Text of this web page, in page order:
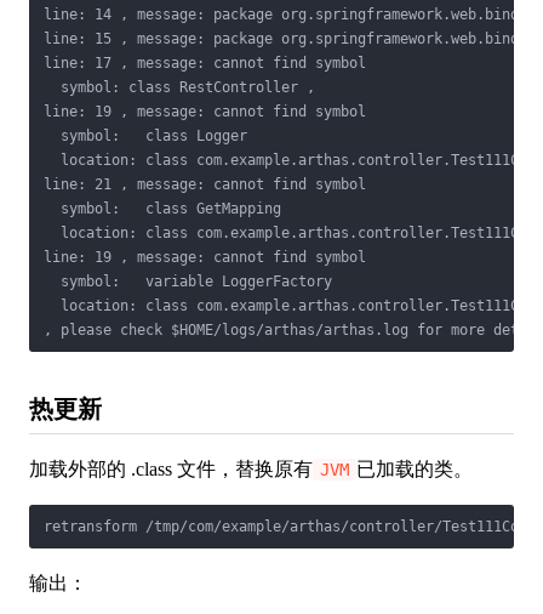
line: 14 , message: package
line: 15 , message: package
line: 17 , message: cannot find symbol
  symbol: class RestController ,
line: 19 , message: cannot find symbol
  symbol:   class Logger
location: class
line: 21 , message: cannot find symbol
  symbol:   class GetMapping
location: class
line: 19 , message: cannot find symbol
  symbol:   variable LoggerFactory
location: class
, please check $HOME/logs/arthas/arthas.log for more
热更新
加载外部的 .class 文件，替换原有 JVM 已加载的类。
retransform /tmp/com/example/arthas/controller/
输出：